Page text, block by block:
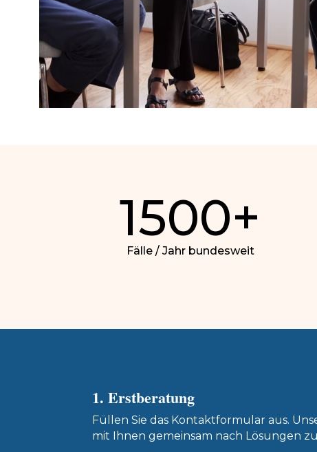
1500+
Fälle / Jahr bundesweit
1. Erstberatung
Füllen Sie das Kontaktformular aus.
mit Ihnen gemeinsam nach Lösungen